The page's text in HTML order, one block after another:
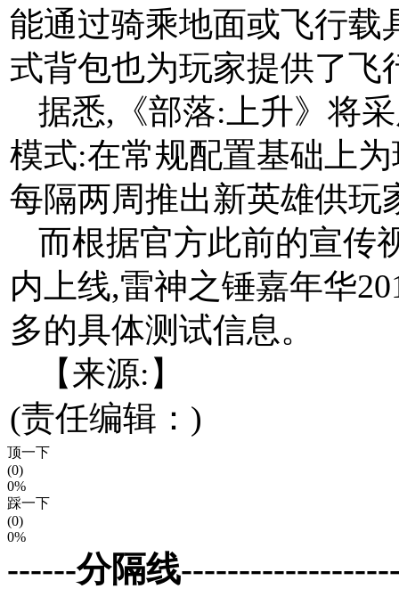
能通过骑乘地面或飞行载
式背包也为玩家提供了飞
据悉,《部落:上升》将
模式:在常规配置基础上
每隔两周推出新英雄供玩
而根据官方此前的宣传
内上线,雷神之锤嘉年华
多的具体测试信息。
【来源:】
(责任编辑：)
顶一下
(0)
0%
踩一下
(0)
0%
------分隔线